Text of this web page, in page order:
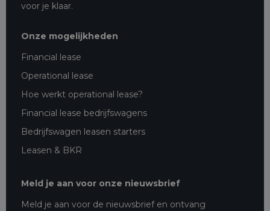
voor je klaar.
Onze mogelijkheden
Financial lease
Operational lease
Hoe werkt operational lease?
Financial lease bedrijfswagens
Bedrijfswagen leasen starters
Leasen & BKR
Meld je aan voor onze nieuwsbrief
Meld je aan voor de nieuwsbrief en ontvang